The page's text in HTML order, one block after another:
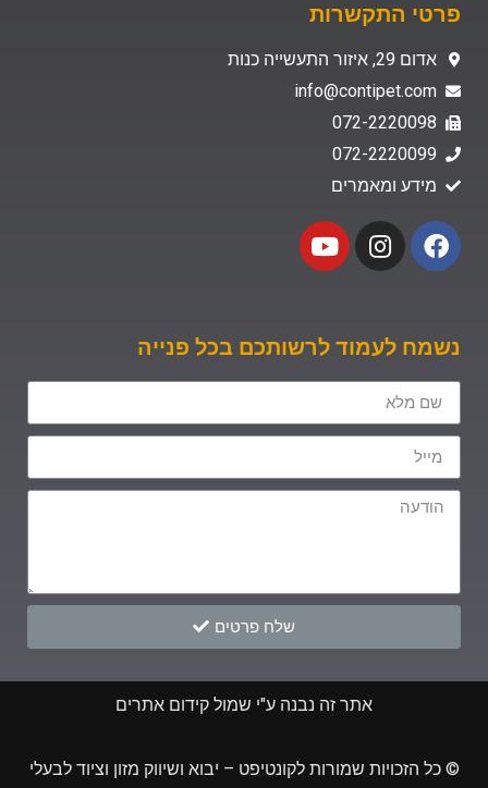
פרטי התקשרות
אדום 29, איזור התעשייה כנות
info@contipet.com
072-2220098
072-2220099
מידע ומאמרים
נשמח לעמוד לרשותכם בכל פנייה
שלח פרטים
אתר זה נבנה ע"י שמול קידום אתרים
© כל הזכויות שמורות לקונטיפט – יבוא ושיווק מזון וציוד לבעלי